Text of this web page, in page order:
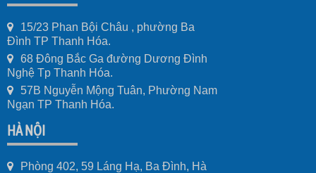
15/23 Phan Bội Châu , phường Ba
Đình TP Thanh Hóa.
68 Đông Bắc Ga đường Dương Đình
Nghệ Tp Thanh Hóa.
57B Nguyễn Mộng Tuân, Phường Nam
Ngạn TP Thanh Hóa.
HÀ NỘI
Phòng 402, 59 Láng Hạ, Ba Đình, Hà